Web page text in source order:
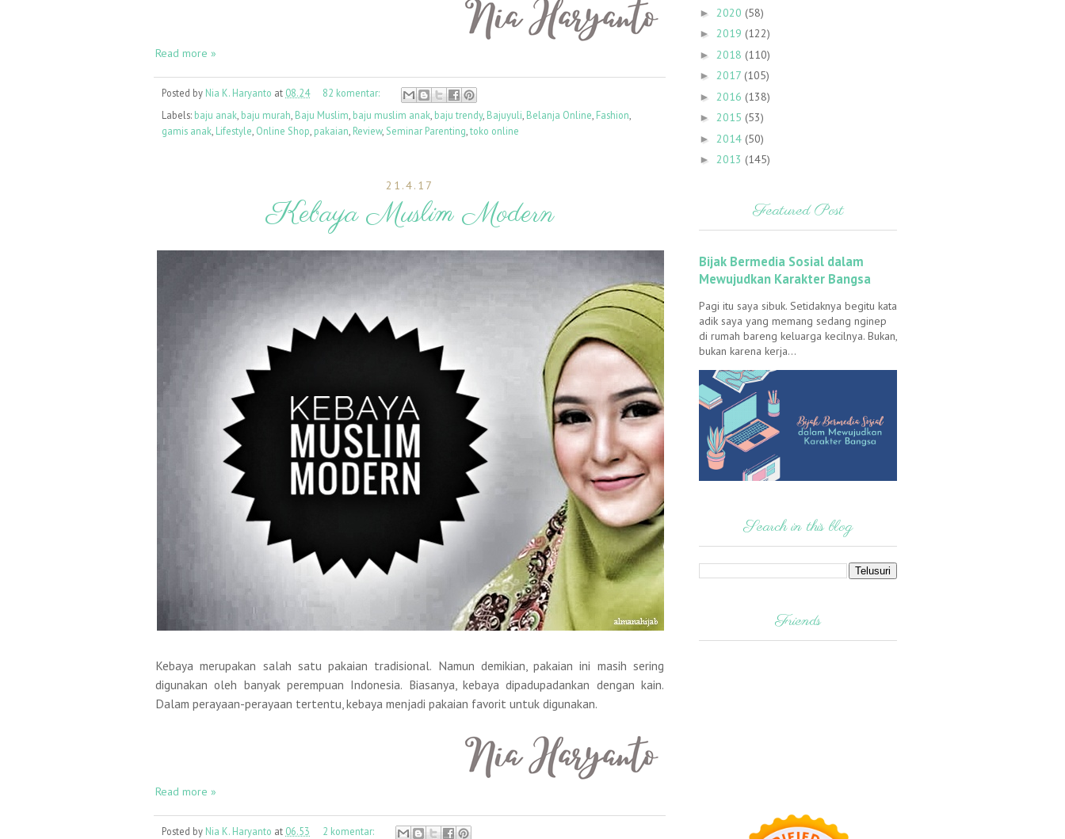
Read more »
Posted by Nia K. Haryanto at 08.24
82 komentar:
Labels: baju anak baju murah Baju Muslim baju muslim anak baju trendy, Bajuyuli Belanja Online Fashion
gamis anak Lifestyle Online Shop pakaian Review, Seminar Parenting toko online
21.4.17
Kebaya Muslim Modern
Kebaya merupakan salah satu pakaian tradisional. Namun demikian, pakaian ini masih sering
digunakan oleh banyak perempuan Indonesia. Biasanya, kebaya dipadupadankan dengan kain.
Dalam perayaan-perayaan tertentu, kebaya menjadi pakaian favorit untuk digunakan.
Read more »
Posted by Nia K. Haryanto at 06.53
2 komentar:
► 2020 (58)
► 2019 (122)
► 2018 (110)
► 2017 (105)
► 2016 (138)
► 2015 (53)
► 2014 (50)
► 2013 (145)
Featured Post
Bijak Bermedia Sosial dalam
Mewujudkan Karakter Bangsa
Pagi itu saya sibuk. Setidaknya begitu kata
adik saya yang memang sedang nginep
di rumah bareng keluarga kecilnya. Bukan,
bukan karena kerja...
Search in this blog
Friends